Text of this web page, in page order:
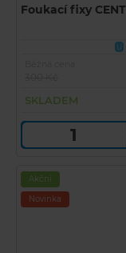
Foukací fixy
U
SKLADEM
Akční
Novinka